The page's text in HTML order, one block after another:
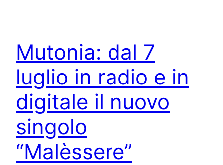
Mutonia: dal 7
luglio in radio e in
digitale il nuovo
singolo
“Malèssere”